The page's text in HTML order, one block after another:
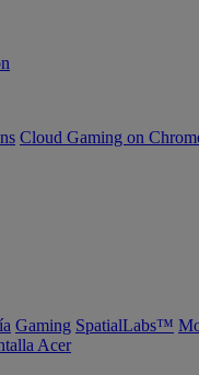
Cloud Gaming on
Gaming SpatialLabs™
Acer